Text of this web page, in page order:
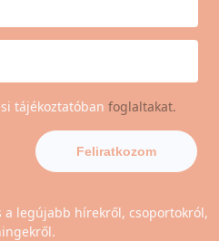
tájékoztatóban foglaltakat.
Feliratkozom
legújabb hírekről, csoportokról,